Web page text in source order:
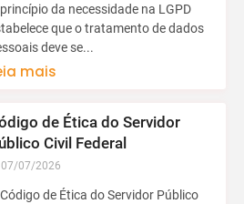
da necessidade na LGPD
que o tratamento de dados
deve se...
mais
de Ética do Servidor
Civil Federal
07/07/2026
de Ética do Servidor Público